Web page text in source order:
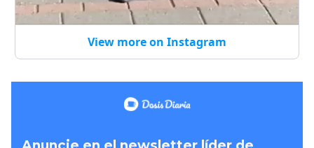
View more on Instagram